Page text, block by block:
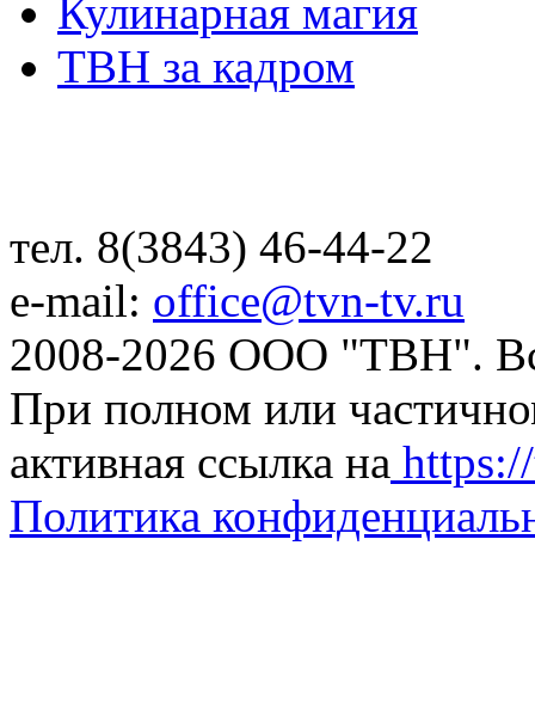
Кулинарная магия
ТВН за кадром
тел. 8(3843) 46-44-22
e-mail: office@tvn-tv.ru
2008-2026 ООО "ТВН".
При полном или
активная ссылка на
Политика